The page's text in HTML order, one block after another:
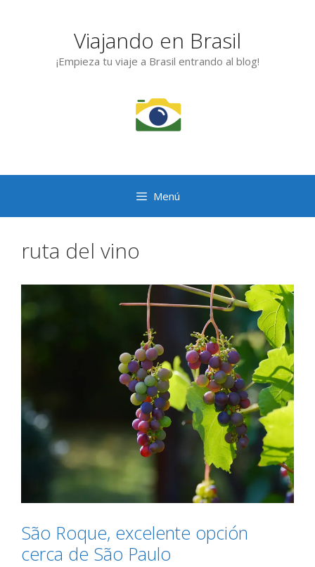
Viajando en Brasil
¡Empieza tu viaje a Brasil entrando al blog!
Menú
ruta del vino
São Roque, excelente opción
cerca de São Paulo